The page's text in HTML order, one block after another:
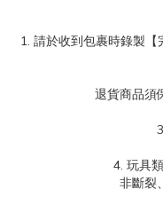
1. 請於收到包裹時錄製
退貨商品須
4. 玩具
非斷裂